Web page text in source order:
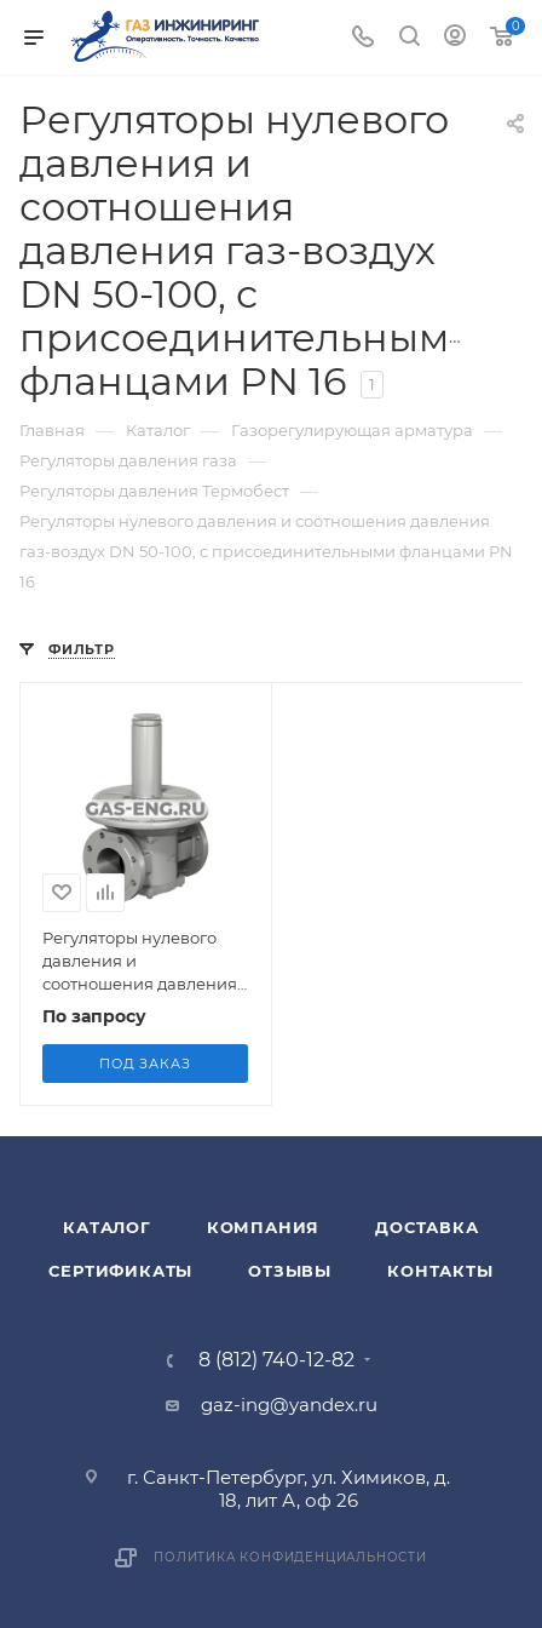
0
Регуляторы нулевого
давления и
соотношения
давления газ-воздух
DN 50-100, с
присоединительными
фланцами PN 16
1
Главная — Каталог — Газорегулирующая арматура —
Регуляторы давления газа —
Регуляторы давления Термобест —
Регуляторы нулевого давления и соотношения давления
газ-воздух DN 50-100, с присоединительными фланцами PN
16
ФИЛЬТР
Регуляторы нулевого
давления и
соотношения давления
газ-воздух DN 50-100, с
присоединительными
фланцами PN 16
По запросу
ПОД ЗАКАЗ
КАТАЛОГ КОМПАНИЯ ДОСТАВКА
СЕРТИФИКАТЫ ОТЗЫВЫ КОНТАКТЫ
8 (812) 740-12-82
gaz-ing@yandex.ru
г. Санкт-Петербург, ул. Химиков, д.
18, лит А, оф 26
ПОЛИТИКА КОНФИДЕНЦИАЛЬНОСТИ